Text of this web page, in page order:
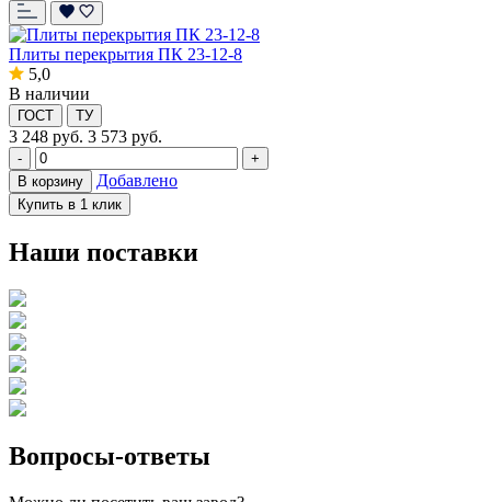
Плиты перекрытия ПК 23-12-8
5,0
В наличии
ГОСТ ТУ
3 248 руб. 3 573 руб.
-
+
В корзину
Добавлено
Купить в 1 клик
Наши поставки
Вопросы-ответы